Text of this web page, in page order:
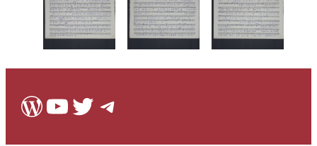
WordPress
Youtube
Twitter
Telegram